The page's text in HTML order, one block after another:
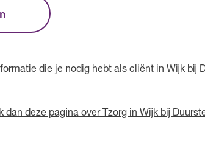
die je nodig hebt als cliënt in Wijk bij
dan deze pagina over Tzorg in Wijk bij